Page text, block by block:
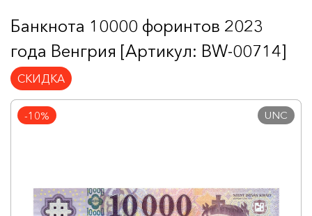
Банкнота 10000 форинтов 2023
года Венгрия [Артикул: BW-00714]
СКИДКА
-10% UNC